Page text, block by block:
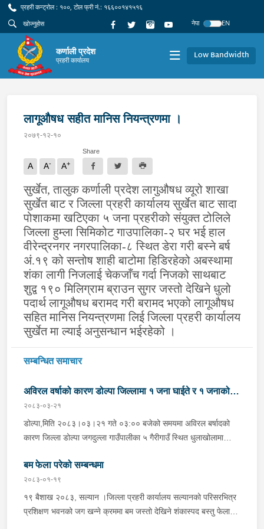
प्रहरी कन्ट्रोल : १००, टोल फ्री नं.: १६६००१४१५१६
नेपा
EN
कर्णाली प्रदेश
प्रहरी कार्यालय Low Bandwidth
लागूऔषध सहीत मानिस नियन्त्रणमा ।
२०७९-१२-१०
A A- A+
Share
सुर्खेत, तालुक कर्णाली प्रदेश लागुऔषध व्यूरो शाखा
सुर्खेत बाट र जिल्ला प्रहरी कार्यालय सुर्खेत बाट सादा
पोशाकमा खटिएका ५ जना प्रहरीको संयुक्त टोलिले
जिल्ला हुम्ला सिमिकोट गाउपालिका-२ घर भई हाल
वीरेन्द्रनगर नगरपालिका-८ स्थित डेरा गरी बस्ने बर्ष
अं.१९ को सन्तोष शाही बाटोमा हिडिरहेको अबस्थामा
शंका लागी निजलाई चेकजाँच गर्दा निजको साथबाट
शुद्व १९० मिलिग्राम ब्राउन सुगर जस्तो देखिने धुलो
पदार्थ लागूऔषध बरामद गरी बरामद भएको लागूऔषध
सहित मानिस नियन्त्रणमा लिई जिल्ला प्रहरी कार्यालय
सुर्खेत मा ल्याई अनुसन्धान भईरहेको ।
सम्बन्धित समाचार
अविरल वर्षाको कारण डोल्पा जिल्लामा १ जना घाईते र १ जनाको
मृत्यु
२०८३-०३-२१
डोल्पा,मिति २०८३।०३।२१ गते ०३:०० बजेको समयमा अविरल बर्षादको
कारण जिल्ला डोल्पा जगदुल्ला गाउँपालीका ५ गैरीगाउँ स्थित धुलाखोलामा
माझगाउ डोल्पाबाट प्र.स.नि. रघुनाथ पाण्डेको कमाण्डमा ५ जनाको टोली
खटिगई स्थानिय र प्रहरीको सहयोगमा उक्त स्थान बस्ने लाक्षिमाने बि.क.को
छोरी बर्ष अन्दाजी ५५/५६ कि आनन्दा बि.क. (अविवाहित, बोल्न नसक्ने)
सुतिरहेको अबस्थामा पुरिएको र निज आनन्दी बि.क.लाई उद्धार गरी उपचारको
बम फेला परेको सम्बन्धमा
२०८३-०१-१९
१९ बैशाख २०८३, सल्यान ।जिल्ला प्रहरी कार्यालय सल्यानको परिसरभित्र
प्रशिक्षण भवनको जग खन्ने क्रममा बम जस्तो देखिने शंकास्पद बस्तु फेला